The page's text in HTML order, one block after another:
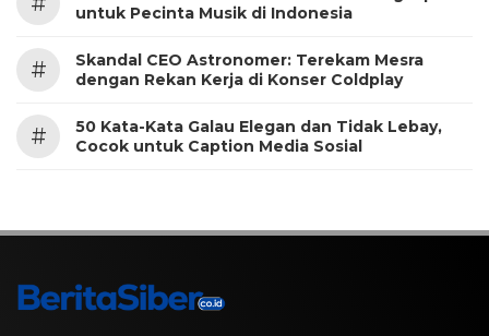
untuk Pecinta Musik di Indonesia
#
Skandal CEO Astronomer: Terekam Mesra
dengan Rekan Kerja di Konser Coldplay
#
50 Kata-Kata Galau Elegan dan Tidak Lebay,
Cocok untuk Caption Media Sosial